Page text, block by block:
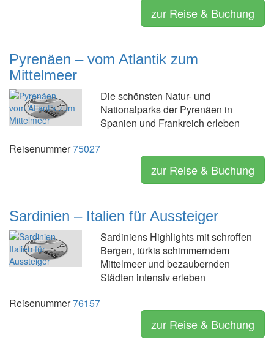
zur Reise & Buchung
Pyrenäen – vom Atlantik zum
Mittelmeer
Die schönsten Natur- und
Nationalparks der Pyrenäen in
Spanien und Frankreich erleben
Reisenummer75027
zur Reise & Buchung
Sardinien – Italien für Aussteiger
Sardiniens Highlights mit schroffen
Bergen, türkis schimmerndem
Mittelmeer und bezaubernden
Städten intensiv erleben
Reisenummer76157
zur Reise & Buchung